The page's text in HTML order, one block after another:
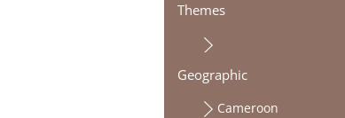
Themes
Geographic
Cameroon